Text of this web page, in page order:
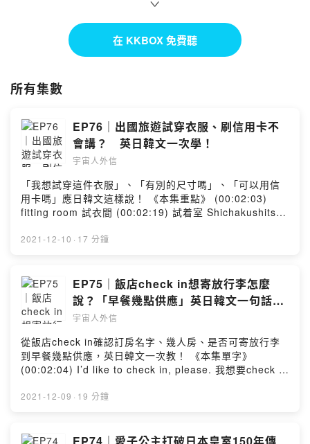
👉到IG看完整英文單字卡https://bit.ly/3cdU82z
🤝乾爹乾媽合作請洽
podcast@ettoday.net
--
在 KKBOX 免費聽
所有集數
EP76｜出國旅遊試穿衣服、刷信用卡不
會講？ 英日韓文一次學！
宇宙人外信
「我想試穿這件衣服」、「有別的尺寸嗎」、「可以用信
用卡嗎」應日韓文這樣說！ 《本集重點》 (00:02:03)
fitting room 試衣間 (00:02:19) 試着室 Shichakushitsu
clothes on 我可以試穿這件衣服嗎 (00:04:11) これ試着
(00:06:02) Do you have a smaller size 有再小一個尺寸
的嗎 (00:06:11) Do you have a bigger size 有再大一個
尺寸的嗎 (00:06:22) 小さいのはありますか chiisai no
wa arimasu ka (00:06:37) 大きいのはありますか ookii
no wa arimasu ka (00:06:52) 더 작은큰 사이즈 있나요
deo jag-eun saijeu issnayo (00:07:04) 더 큰 사이즈 있
나요 deo keun saijeu issnayo (00:07:55) How much is
it 這個多少錢 (00:08:03) おいくらですか O ikuradesu
ka (00:08:27) 얼마예요 eolmayeyo (00:10:06) Do you
카드결제 되나요 kadeugyeolje doenayo 主持人：英文主
2021-12-10 · 17 分鐘
EP75｜飯店check in想寄放行李怎麼
說？「早餐幾點供應」英日韓文一句話學
起來！
宇宙人外信
從飯店check in確認訂房名字、幾人房、是否可寄放行李
到早餐幾點供應，英日韓文一次教！ 《本集單字》
(00:02:04) I’d like to check in, please. 我想要check in
クイン、お願いします Chekkuin, onegaishimasu
人房 (00:06:08) double room 雙人房（一張雙人床）
2021-12-09 · 19 分鐘